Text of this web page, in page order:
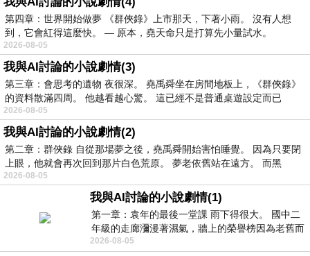
第四章：世界開始做夢 《群俠錄》上市那天，下著小雨。 沒有人想
到，它會紅得這麼快。 — 原本，堯天命只是打算先小量試水。
2026-08-05
我與AI討論的小說劇情(3)
第三章：會思考的遺物 夜很深。 堯禹舜坐在房間地板上，《群俠錄》
的資料散滿四周。 他越看越心驚。 這已經不是普通桌遊設定而已
2026-08-05
我與AI討論的小說劇情(2)
第二章：群俠錄 自從那場夢之後，堯禹舜開始害怕睡覺。 因為只要閉
上眼，他就會再次回到那片白色荒原。 夢老依舊站在遠方。 而黑
2026-08-05
我與AI討論的小說劇情(1)
第一章：袁年的最後一堂課 雨下得很大。 國中二
年級的走廊瀰漫著濕氣，牆上的榮譽榜因為老舊而
微微捲起。 堯禹舜站在辦公室外，手
2026-08-05